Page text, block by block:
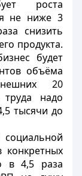
роста
не ниже 3
снизить
продукта.
будет
объёма
20
труда надо
тысячи до
в 4,5 раза